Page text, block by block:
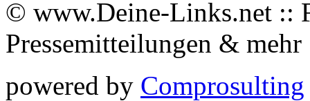
© www.Deine-Links.net ::
Pressemitteilungen &
powered by Comprosulting